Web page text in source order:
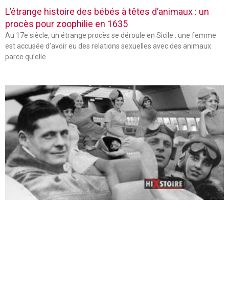
L’étrange histoire des bébés à têtes d’animaux : un
procès pour zoophilie en 1635
Au 17e siècle, un étrange procès se déroule en Sicile : une femme
est accusée d’avoir eu des relations sexuelles avec des animaux
parce qu’elle